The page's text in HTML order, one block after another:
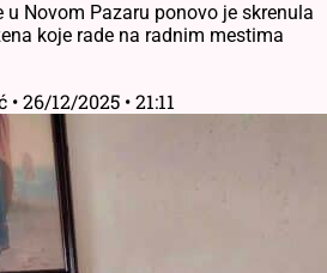
u Novom Pazaru ponovo je skrenula
koje rade na radnim mestima
26/12/2025 21:11